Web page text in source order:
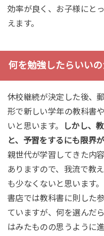
効率が良く、お子様にと
えます。
何を勉強したらいい
休校継続が決定した後、
形で新しい学年の教科書
いと思います。
しかし、
と、予習をするにも限界
親世代が学習してきた内
ありますので、我流で教
も少なくないと思います。
書店では教科書に則した
ていますが、何を選んだ
はみたものの思うように